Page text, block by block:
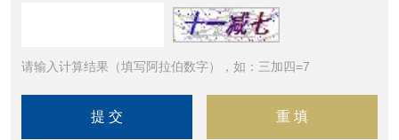
请输入计算结果（填写阿拉伯数字），如：三加四=7